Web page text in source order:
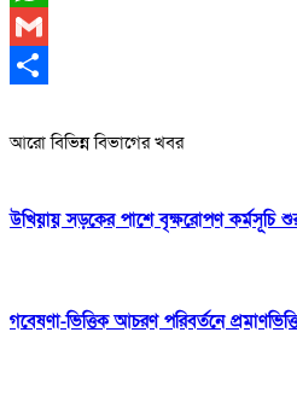
WhatsApp
Gmail
আরো বিভিন্ন বিভাগের খবর
উখিয়ায় সড়কের পাশে বৃক্ষরোপণ কর্মসূচি
গবেষণা-ভিত্তিক আচরণ পরিবর্তনে